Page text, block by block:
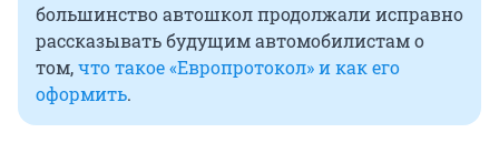
большинство автошкол продолжали исправно
рассказывать будущим автомобилистам о
том,что такое «Европротокол» и как его
оформить.